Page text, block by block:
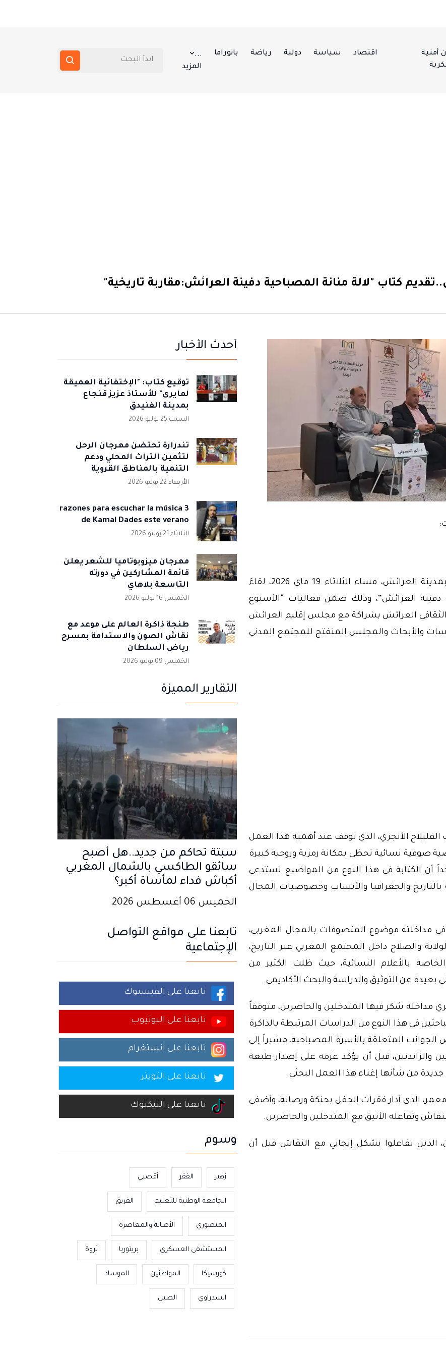
أمنية
اقتصاد سياسة دولية رياضة بانوراما
...
المزيد
كتاب "لالة منانة المصباحية دفينة العرائش:مقاربة تاريخية"
احتضن المركز الثقافي ليكسوس باب البحر بمدينة العرائش، مساء الثلاثاء 19 ماي 2026، لقاءً
دفينة العرائش”، وذلك ضمن فعاليات “الأسبوع
العرائش بشراكة مع مجلس إقليم العرائش
والأبحاث والمجلس المنفتح للمجتمع المدني
الأنجري، الذي توقف عند أهمية هذا العمل
صوفية نسائية تحظى بمكانة رمزية وروحية كبيرة
أن الكتابة في هذا النوع من المواضيع تستدعي
والجغرافيا والأنساب وخصوصيات المجال
في مداخلته موضوع المتصوفات بالمجال المغربي،
والصلاح داخل المجتمع المغربي عبر التاريخ،
بالأعلام النسائية، حيث ظلت الكثير من
بعيدة عن التوثيق والدراسة والبحث الأكاديمي.
مداخلة شكر فيها المتدخلين والحاضرين، متوقفاً
في هذا النوع من الدراسات المرتبطة بالذاكرة
المتعلقة بالأسرة المصباحية، مشيراً إلى
والزايديين، قبل أن يؤكد عزمه على إصدار طبعة
من شأنها إغناء هذا العمل البحثي.
الذي أدار فقرات الحفل بحنكة ورصانة، وأضفى
وتفاعله الأنيق مع المتدخلين والحاضرين.
الذين تفاعلوا بشكل إيجابي مع النقاش قبل أن
أحدث الأخبار
توقيع كتاب: "الإختفائية العميقة
لمايرى" للأستاذ عزيز قنجاع
بمدينة الفنيدق
السبت 25 يوليو 2026
تندرارة تحتضن مهرجان الرحل
لتثمين التراث المحلي ودعم
التنمية بالمناطق القروية
الأربعاء 22 يوليو 2026
3 razones para escuchar la música
de Kamal Dades este verano
الثلاثاء 21 يوليو 2026
مهرجان ميزوبوتاميا للشعر يعلن
قائمة المشاركين في دورته
التاسعة بلاهاي
الخميس 16 يوليو 2026
طنجة ذاكرة العالم على موعد مع
نقاش الصون والاستدامة بمسرح
رياض السلطان
الخميس 09 يوليو 2026
التقارير المميزة
سبتة تحاكم من جديد..هل أصبح
سائقو الطاكسي بالشمال المغربي
أكباش فداء لمأساة أكبر؟
الخميس 06 أغسطس 2026
تابعنا على مواقع التواصل
الإجتماعية
تابعنا على الفيسبوك
تابعنا على اليوتيوب
تابعنا على انستغرام
تابعنا على التويتر
تابعنا على التيكتوك
وسوم
زهير الفقر أقصبي
الجامعة الوطنية للتعليم الفريق
المنصوري الأصالة والمعاصرة
المستشفى العسكري بريتوريا ثروة
كورسيكا المواطنين الموساد
السدراوي الصين